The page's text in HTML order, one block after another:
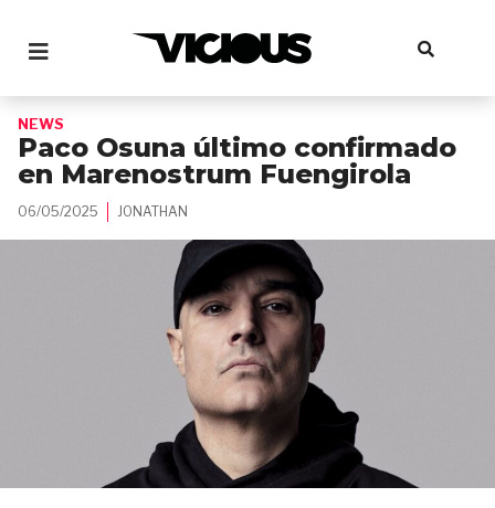
NEWS
Paco Osuna último confirmado
en Marenostrum Fuengirola
06/05/2025 JONATHAN